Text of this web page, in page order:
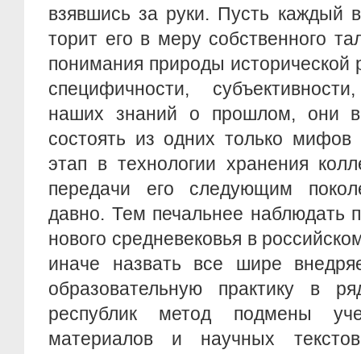
взявшись за руки. Пусть каждый
торит его в меру собственного
понимания природы исторической
специфичности,
наших знаний о прошлом, они
состоять из одних только мифов
этап в технологии хранения
передачи его следующим
давно. Тем печальнее наблюдать
нового средневековья в
иначе назвать все шире
образовательную практику в
республик метод подмены
материалов и научных